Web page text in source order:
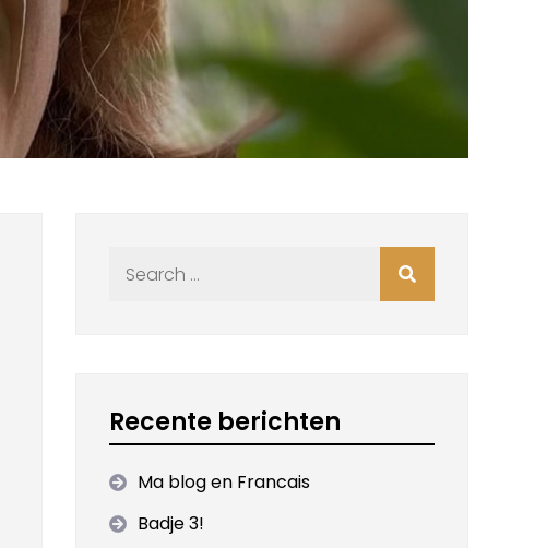
Recente berichten
Ma blog en Francais
Badje 3!